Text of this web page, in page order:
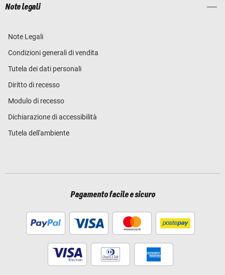
Note legali
Note Legali
Condizioni generali di vendita
Tutela dei dati personali
Diritto di recesso
Modulo di recesso
Dichiarazione di accessibilità
Tutela dell'ambiente
Pagamento facile e sicuro